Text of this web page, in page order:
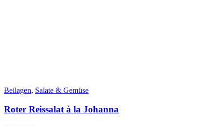
Beilagen, Salate & Gemüse
Roter Reissalat à la Johanna